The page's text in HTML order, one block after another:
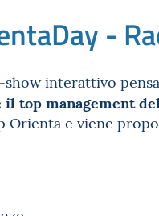
-
interattivo
il top management
Orienta e viene